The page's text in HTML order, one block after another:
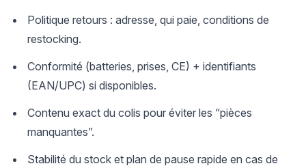
Politique retours : adresse, qui paie, conditions de
restocking.
Conformité (batteries, prises, CE) + identifiants
(EAN/UPC) si disponibles.
Contenu exact du colis pour éviter les “pièces
manquantes”.
Stabilité du stock et plan de pause rapide en cas de